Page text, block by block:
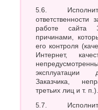
5.6. Исполнитель не несет
работе сайта
причинами,
его контроля
Интернет,
эксплуатации
Заказчика,
третьих лиц и т. п.).
5.7. Исполнитель не несет